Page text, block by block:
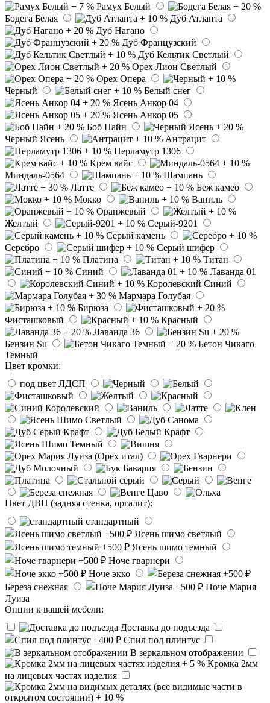
Рамух Белый
Бодега Белая
Дуб Атланта
Дуб Нагано
Дуб Французский
Дуб Кельтик Светлый
Орех Лион Светлый
Орех Опера
Черный
Белый снег
Ясень Анкор 04
Ясень Анкор 05
Боб Пайн
Черный Ясень
Антрацит
Перламутр 1306
Крем вайс
Миндаль-0564
Шампань
Латте
Беж камео
Мокко
Ваниль
Оранжевый
Желтый
Серый-9201
Серый камень
Серебро
Серый шифер
Платина
Титан
Синий
Лаванда 01
Королевский Синий
Мармара Голубая
Бирюза
Фисташковый
Красный
Лаванда 36
Бензин Su
Бетон Чикаго
Темный
Цвет кромки:
под цвет ЛДСП
Цвет ДВП (задняя стенка, оргалит):
стандартный
Ясень шимо светлый
Ясень шимо темный
Ноче гварнери
Ноче экко
Береза снежная
Ноче Мария
Луиза
Опции к вашей мебели:
Доставка до подъезда
Спил под плинтус
В зеркальном отображении
Кромка 2мм
на лицевых частях изделия